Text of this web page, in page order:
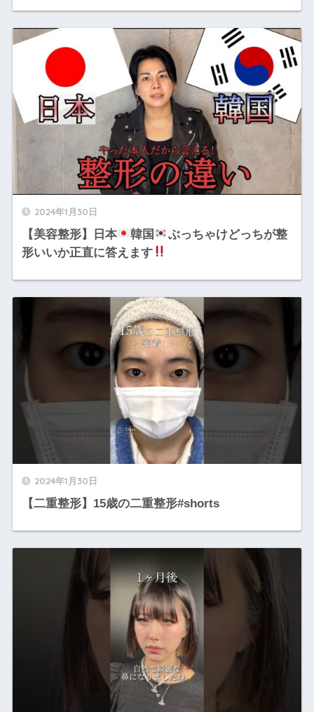
2024年1月30日
【美容整形】日本 韓国
ぶっちゃけどっちが整
形いいか正直に答えます
2024年1月30日
【二重整形】15歳の二重整形#shorts